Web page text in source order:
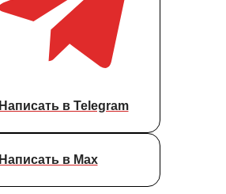
Написать в Telegram
Написать в Max